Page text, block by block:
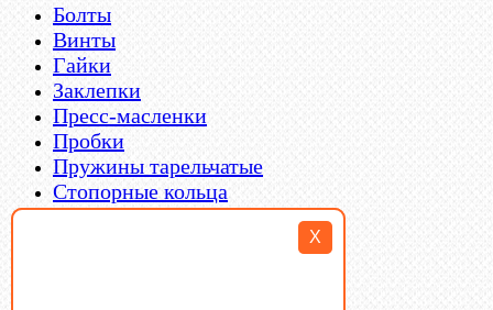
X
Болты
Винты
Гайки
Заклепки
Пресс-масленки
Пробки
Пружины тарельчатые
Стопорные кольца
Такелаж